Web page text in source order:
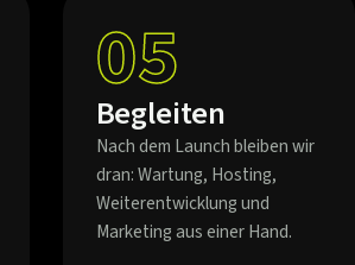
05
Begleiten
Nach dem Launch bleiben wir
dran: Wartung, Hosting,
Weiterentwicklung und
Marketing aus einer Hand.